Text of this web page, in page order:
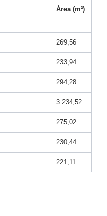
Área (m²)
269,56
233,94
294,28
3.234,52
275,02
230,44
221,11